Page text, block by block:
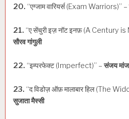
20. “एग्जाम वारियर्स (Exam Warriors)” –
21. “ए सेंचुरी इज़ नॉट इनफ़ (A Century
सौरव गांगुली
22. “इम्परफेक्ट (Imperfect)” –संजय
23. “द विडोज़ ऑफ़ मालाबार हिल (The
सुजाता मैस्सी